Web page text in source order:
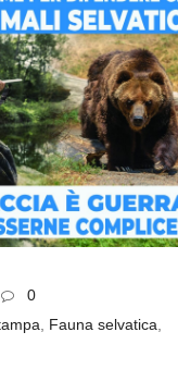
0
, Fauna selvatica,